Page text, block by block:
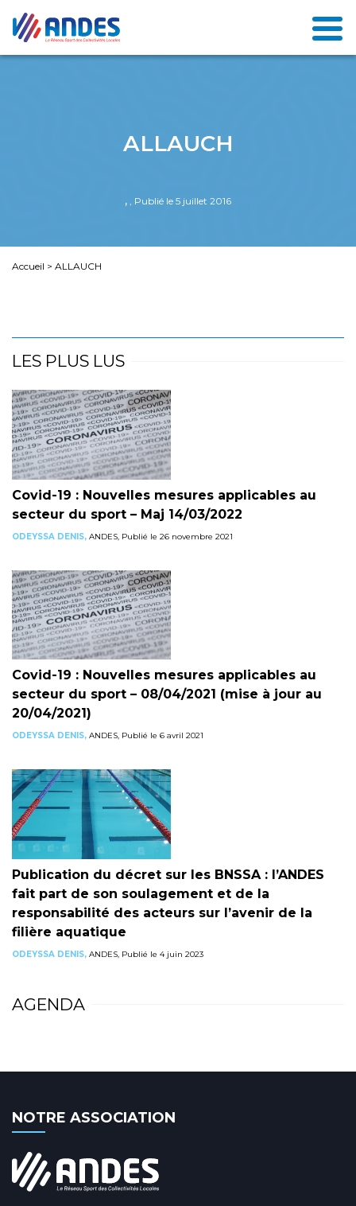
ALLAUCH
, , Publié le 5 juillet 2016
Accueil > ALLAUCH
LES PLUS LUS
Covid-19 : Nouvelles mesures applicables au
secteur du sport – Maj 14/03/2022
ODEYSSA DENIS, ANDES, Publié le 26 novembre 2021
Covid-19 : Nouvelles mesures applicables au
secteur du sport – 08/04/2021 (mise à jour au
20/04/2021)
ODEYSSA DENIS, ANDES, Publié le 6 avril 2021
Publication du décret sur les BNSSA : l’ANDES
fait part de son soulagement et de la
responsabilité des acteurs sur l’avenir de la
filière aquatique
ODEYSSA DENIS, ANDES, Publié le 4 juin 2023
AGENDA
NOTRE ASSOCIATION